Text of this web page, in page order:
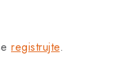
registrujte.